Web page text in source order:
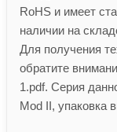
RoHS и имеет
наличии на
Для получения
обратите
1.pdf. Серия
Mod II, упаковка